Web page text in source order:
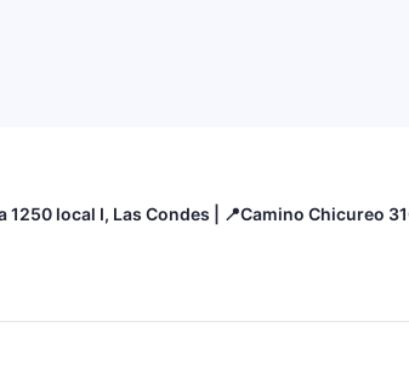
1250 local I, Las Condes | 📍Camino Chicureo